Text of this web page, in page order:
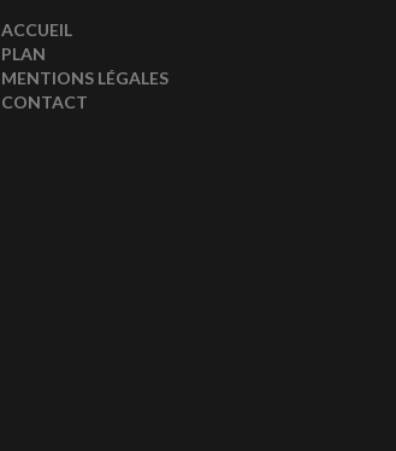
ACCUEIL
PLAN
MENTIONS LÉGALES
CONTACT